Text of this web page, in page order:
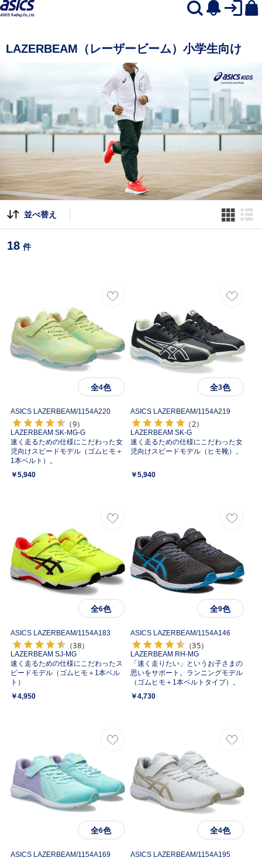
LAZERBEAM（レーザービーム）小学生向け
並べ替え
18
全4色
ASICS LAZERBEAM/1154A220
（9）
LAZERBEAM SK-MG-G
速く走るための仕様にこだわった女
児向けスピードモデル（ゴムヒモ＋
1本ベルト）。
￥5,940
全3色
ASICS LAZERBEAM/1154A219
（2）
LAZERBEAM SK-G
速く走るための仕様にこだわった女
児向けスピードモデル（ヒモ靴）。
￥5,940
全6色
ASICS LAZERBEAM/1154A183
（38）
LAZERBEAM SJ-MG
速く走るための仕様にこだわったス
ピードモデル（ゴムヒモ＋1本ベル
ト）
￥4,950
全9色
ASICS LAZERBEAM/1154A146
（35）
LAZERBEAM RH-MG
「速く走りたい」というお子さまの
思いをサポート。ランニングモデル
（ゴムヒモ＋1本ベルトタイプ）。
￥4,730
全6色
ASICS LAZERBEAM/1154A169
全4色
ASICS LAZERBEAM/1154A195